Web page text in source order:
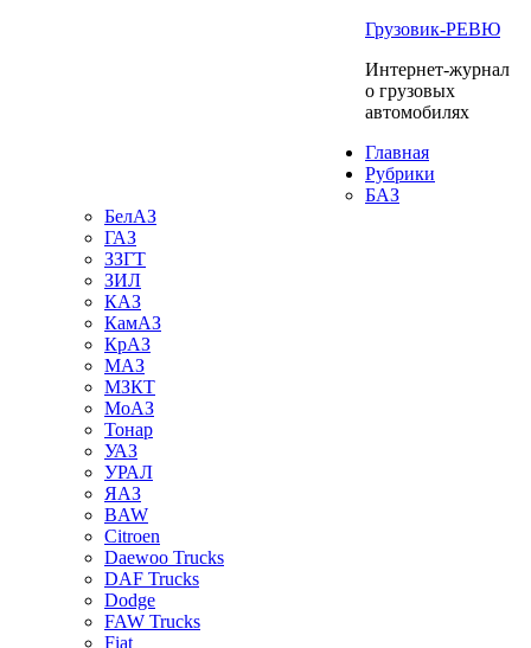
Грузовик-РЕВЮ
Интернет-журнал
о грузовых
автомобилях
Главная
Рубрики
БАЗ
БелАЗ
ГАЗ
ЗЗГТ
ЗИЛ
КАЗ
КамАЗ
КрАЗ
МАЗ
МЗКТ
МоАЗ
Тонар
УАЗ
УРАЛ
ЯАЗ
BAW
Citroen
Daewoo Trucks
DAF Trucks
Dodge
FAW Trucks
Fiat